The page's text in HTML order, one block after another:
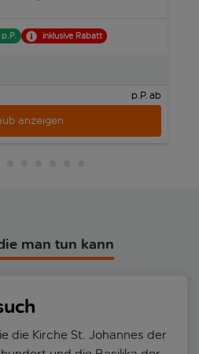
inklusive Rabatt
p.P. ab
anzeigen
man tun kann
die Kirche St. Johannes der